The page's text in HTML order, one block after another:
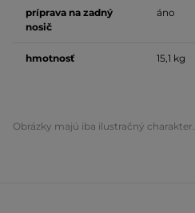
príprava na zadný
nosič
áno
hmotnosť 15,1 kg
Obrázky majú iba ilustračný charakter.